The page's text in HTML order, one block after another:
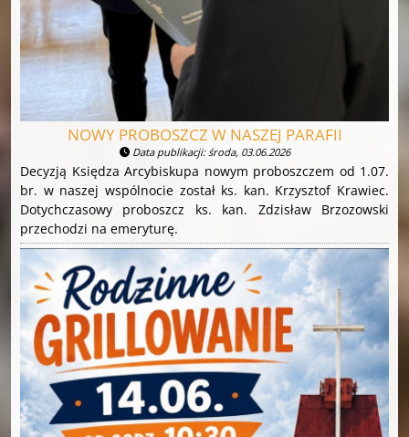
NOWY PROBOSZCZ W NASZEJ PARAFII
Data publikacji: środa, 03.06.2026
Decyzją Księdza Arcybiskupa nowym proboszczem od 1.07.
br. w naszej wspólnocie został ks. kan. Krzysztof Krawiec.
Dotychczasowy proboszcz ks. kan. Zdzisław Brzozowski
przechodzi na emeryturę.